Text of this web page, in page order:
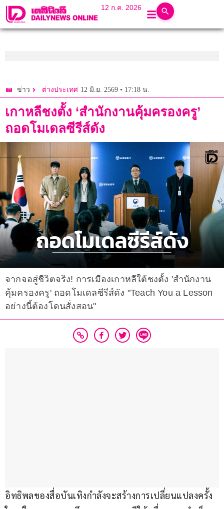
12 ก.ค. 2026
ข่าว ต่างประเทศ 12 มิ.ย. 2569 • 17:18 น.
เกาหลีชงตั้ง ‘สำนักงานคุ้มครองครู’
ถอดโมเดลซีรีส์ดัง
จากจอสู่ชีวิตจริง! การเมืองเกาหลีใต้ชงตั้ง 'สำนักงาน
คุ้มครองครู' ถอดโมเดลซีรีส์ดัง "Teach You a Lesson
อย่างนี้ต้องโดนสั่งสอน"
อิทธิพลของสื่อบันเทิงกำลังจะสร้างการเปลี่ยนแปลงครั้ง